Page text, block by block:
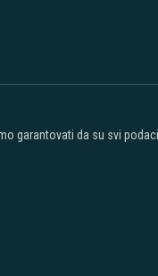
garantovati da su svi